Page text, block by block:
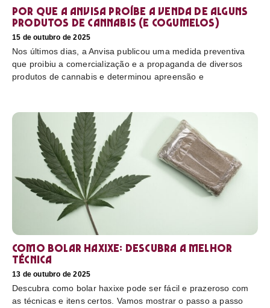
Por que a Anvisa proíbe a venda de alguns
produtos de cannabis (e cogumelos)
15 de outubro de 2025
Nos últimos dias, a Anvisa publicou uma medida preventiva
que proibiu a comercialização e a propaganda de diversos
produtos de cannabis e determinou apreensão e
Como bolar haxixe: Descubra a melhor
técnica
13 de outubro de 2025
Descubra como bolar haxixe pode ser fácil e prazeroso com
as técnicas e itens certos. Vamos mostrar o passo a passo